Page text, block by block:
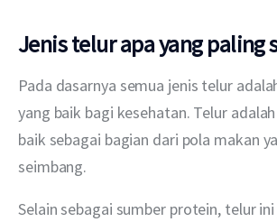
Jenis telur apa yang paling
Pada dasarnya semua jenis telur
yang baik bagi kesehatan. Telur
baik sebagai bagian dari pola makan
seimbang.
Selain sebagai sumber protein, telur